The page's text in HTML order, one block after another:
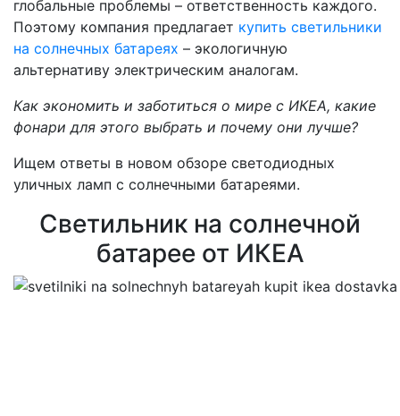
глобальные проблемы – ответственность каждого.
Поэтому компания предлагает купить светильники
на солнечных батареях – экологичную
альтернативу электрическим аналогам.
Как экономить и заботиться о мире с ИКЕА, какие
фонари для этого выбрать и почему они лучше?
Ищем ответы в новом обзоре светодиодных
уличных ламп с солнечными батареями.
Светильник на солнечной
батарее от ИКЕА